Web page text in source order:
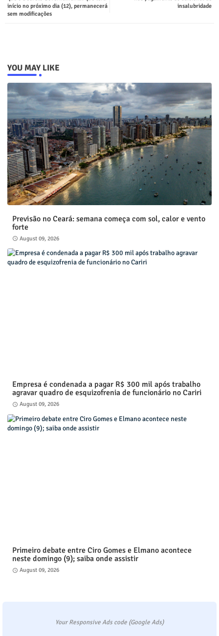
insalubridade
início no próximo dia (12), permanecerá
sem modificações
YOU MAY LIKE
Previsão no Ceará: semana começa com sol, calor e vento
forte
August 09, 2026
Empresa é condenada a pagar R$ 300 mil após trabalho
agravar quadro de esquizofrenia de funcionário no Cariri
August 09, 2026
Primeiro debate entre Ciro Gomes e Elmano acontece
neste domingo (9); saiba onde assistir
August 09, 2026
Your Responsive Ads code (Google Ads)